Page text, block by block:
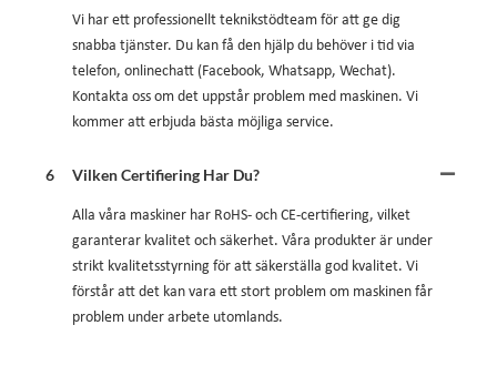
Vi har ett professionellt teknikstödteam för att ge dig
snabba tjänster. Du kan få den hjälp du behöver i tid via
telefon, onlinechatt (Facebook, Whatsapp, Wechat).
Kontakta oss om det uppstår problem med maskinen. Vi
kommer att erbjuda bästa möjliga service.
6 Vilken Certifiering Har Du?
Alla våra maskiner har RoHS- och CE-certifiering, vilket
garanterar kvalitet och säkerhet. Våra produkter är under
strikt kvalitetsstyrning för att säkerställa god kvalitet. Vi
förstår att det kan vara ett stort problem om maskinen får
problem under arbete utomlands.